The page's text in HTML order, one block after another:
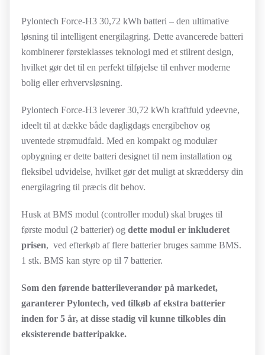
84.495,00KR..66.445,00KR..
Pylontech Force-H3 30,72 kWh batteri – den ultimative
løsning til intelligent energilagring. Dette avancerede batteri
kombinerer førsteklasses teknologi med et stilrent design,
hvilket gør det til en perfekt tilføjelse til enhver moderne
bolig eller erhvervsløsning.
Pylontech Force-H3 leverer 30,72 kWh kraftfuld ydeevne,
ideelt til at dække både dagligdags energibehov og
uventede strømudfald. Med en kompakt og modulær
opbygning er dette batteri designet til nem installation og
fleksibel udvidelse, hvilket gør det muligt at skræddersy din
energilagring til præcis dit behov.
Husk at BMS modul (controller modul) skal bruges til
første modul (2 batterier) og dette modul er inkluderet
prisen, ved efterkøb af flere batterier bruges samme BMS.
1 stk. BMS kan styre op til 7 batterier.
Som den førende batterileverandør på markedet,
garanterer Pylontech, ved tilkøb af ekstra batterier
inden for 5 år, at disse stadig vil kunne tilkobles din
eksisterende batteripakke.